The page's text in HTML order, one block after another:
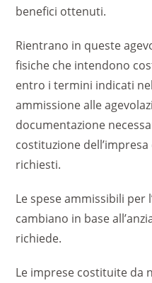
benefici ottenuti.
Rientrano in queste
fisiche che intendono
entro i termini indicati
ammissione alle
documentazione
costituzione
richiesti.
Le spese ammissibili per
cambiano in base
richiede.
Le imprese costituite da